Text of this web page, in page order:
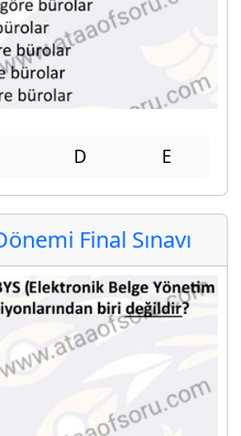
D E
Final Sınavı